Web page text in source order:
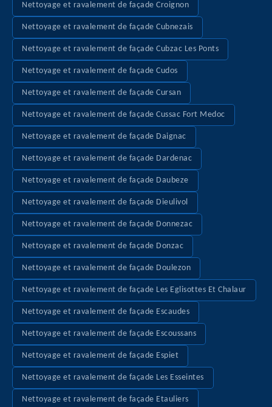
Nettoyage et ravalement de façade Croignon
Nettoyage et ravalement de façade Cubnezais
Nettoyage et ravalement de façade Cubzac Les Ponts
Nettoyage et ravalement de façade Cudos
Nettoyage et ravalement de façade Cursan
Nettoyage et ravalement de façade Cussac Fort Medoc
Nettoyage et ravalement de façade Daignac
Nettoyage et ravalement de façade Dardenac
Nettoyage et ravalement de façade Daubeze
Nettoyage et ravalement de façade Dieulivol
Nettoyage et ravalement de façade Donnezac
Nettoyage et ravalement de façade Donzac
Nettoyage et ravalement de façade Doulezon
Nettoyage et ravalement de façade Les Eglisottes Et Chalaur
Nettoyage et ravalement de façade Escaudes
Nettoyage et ravalement de façade Escoussans
Nettoyage et ravalement de façade Espiet
Nettoyage et ravalement de façade Les Esseintes
Nettoyage et ravalement de façade Etauliers